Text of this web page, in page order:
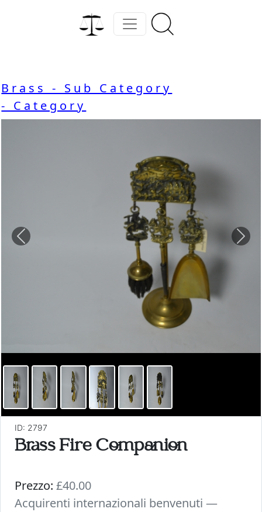
Brass - Sub Category
- Category
Previous
ID: 2797
Brass Fire Companion
Prezzo: £40.00
Acquirenti internazionali benvenuti —